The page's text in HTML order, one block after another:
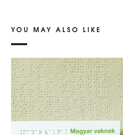
YOU MAY ALSO LIKE